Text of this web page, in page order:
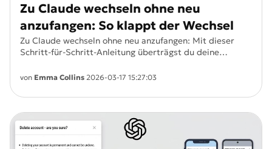
Zu Claude wechseln ohne neu
anzufangen: So klappt der Wechsel
Zu Claude wechseln ohne neu anzufangen: Mit dieser
Schritt-für-Schritt-Anleitung überträgst du deine
von Emma Collins 2026-03-17 15:27:03